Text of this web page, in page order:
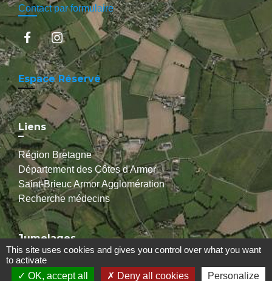
Contact par formulaire
Espace Réservé
Liens
Région Bretagne
Département des Côtes d'Armor
Saint-Brieuc Armor Agglomération
Recherche médecins
Jumelages
Ballabio (Italie)
This site uses cookies and gives you control over what you want
to activate
OK, accept all
Deny all cookies Personalize